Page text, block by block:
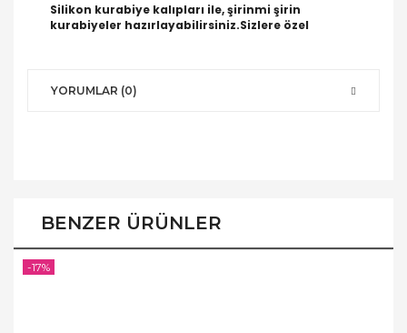
Silikon kurabiye kalıpları ile, şirinmi şirin
kurabiyeler hazırlayabilirsiniz.Sizlere özel
YORUMLAR (0)
BENZER ÜRÜNLER
-17%